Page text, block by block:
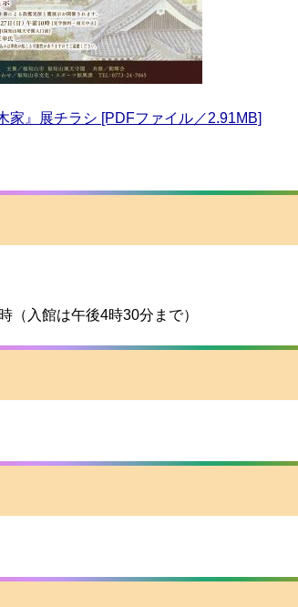
家』展チラシ [PDFファイル／2.91MB]
（入館は午後4時30分まで）